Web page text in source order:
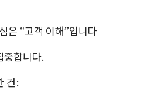
은 “고객 이해”입니다
중합니다.
건: